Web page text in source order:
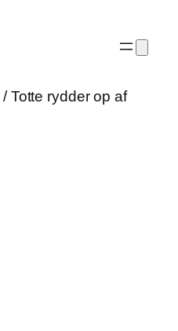
/ Totte rydder op af